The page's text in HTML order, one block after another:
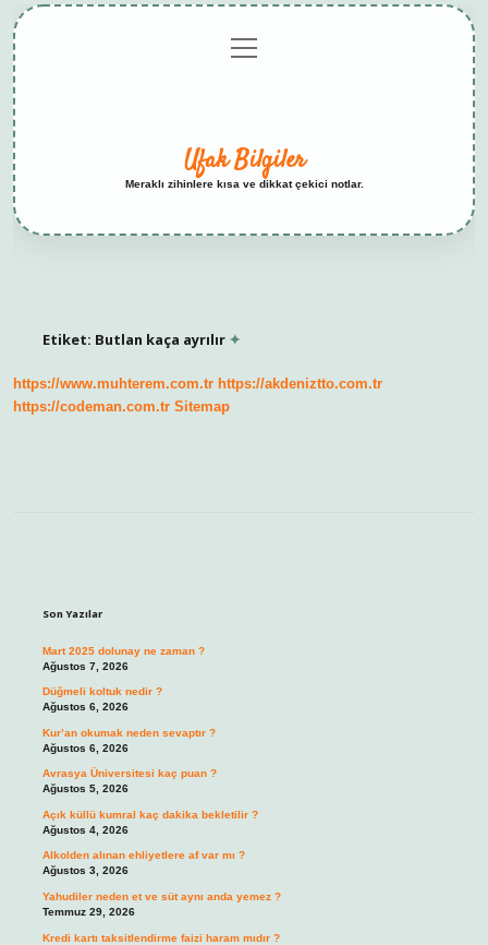
menüyü
aç
Ufak Bilgiler
Meraklı zihinlere kısa ve dikkat çekici notlar.
Etiket: Butlan kaça ayrılır
https://www.muhterem.com.tr https://akdeniztto.com.tr
https://codeman.com.tr Sitemap
Son Yazılar
Mart 2025 dolunay ne zaman ?
Ağustos 7, 2026
Düğmeli koltuk nedir ?
Ağustos 6, 2026
Kur’an okumak neden sevaptır ?
Ağustos 6, 2026
Avrasya Üniversitesi kaç puan ?
Ağustos 5, 2026
Açık küllü kumral kaç dakika bekletilir ?
Ağustos 4, 2026
Alkolden alınan ehliyetlere af var mı ?
Ağustos 3, 2026
Yahudiler neden et ve süt aynı anda yemez ?
Temmuz 29, 2026
Kredi kartı taksitlendirme faizi haram mıdır ?